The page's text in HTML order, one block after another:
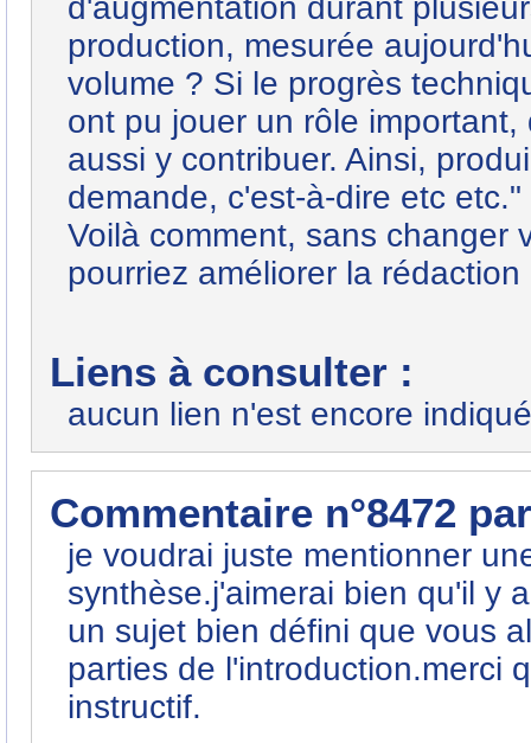
d'augmentation durant
production, mesurée
volume ? Si le progrès
ont pu jouer un rôle
aussi y contribuer. Ainsi,
demande, c'est-à-dire etc etc."
Voilà comment, sans changer
pourriez améliorer la
Liens à consulter :
aucun lien n'est encore
Commentaire n°8472
je voudrai juste mentionner
synthèse.j'aimerai bien qu'il y
un sujet bien défini que vous
parties de l'introduction.merci
instructif.